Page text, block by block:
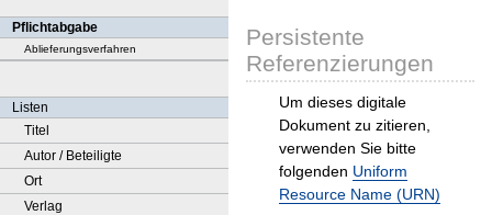
Pflichtabgabe
Ablieferungsverfahren
Listen
Titel
Autor / Beteiligte
Ort
Verlag
Persistente
Referenzierungen
Um dieses digitale
Dokument zu zitieren,
verwenden Sie bitte
folgenden Uniform
Resource Name (URN)